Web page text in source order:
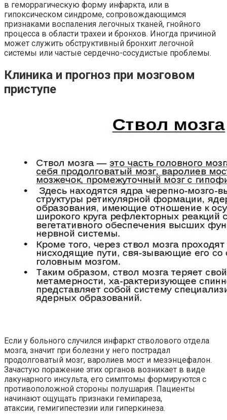
в геморрагическую форму инфаркта, или в
гипоксическом синдроме, сопровождающимся
признаками воспаления легочных тканей, гнойного
процесса в области трахеи и бронхов. Иногда причиной
может служить обструктивный бронхит легочной
системы или частые сердечно-сосудистые проблемы.
Клиника и прогноз при мозговом
приступе
Если у больного случился инфаркт стволового отдела
мозга, значит при болезни у него пострадал
продолговатый мозг, варолиев мост и мезэнцефалон.
Зачастую поражение этих органов возникает в виде
лакунарного инсульта, его симптомы формируются с
противоположной стороны полушария. Пациенты
начинают ощущать признаки гемипареза,
атаксии, гемигипестезии или гиперкинеза.